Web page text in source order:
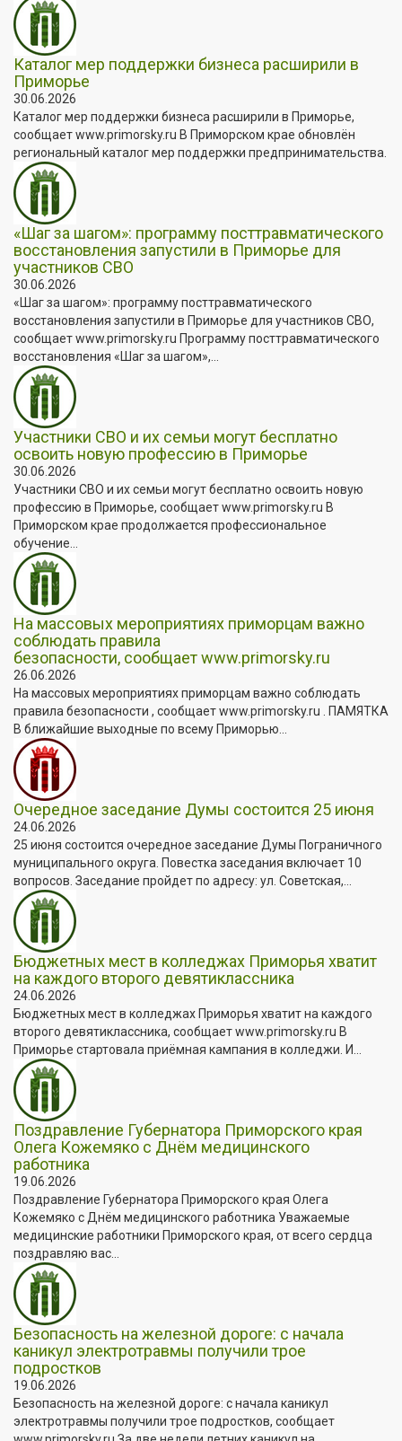
Каталог мер поддержки бизнеса расширили в
Приморье
30.06.2026
Каталог мер поддержки бизнеса расширили в Приморье,
сообщает www.primorsky.ru В Приморском крае обновлён
региональный каталог мер поддержки предпринимательства.
«Шаг за шагом»: программу посттравматического
восстановления запустили в Приморье для
участников СВО
30.06.2026
«Шаг за шагом»: программу посттравматического
восстановления запустили в Приморье для участников СВО,
сообщает www.primorsky.ru Программу посттравматического
восстановления «Шаг за шагом»,...
Участники СВО и их семьи могут бесплатно
освоить новую профессию в Приморье
30.06.2026
Участники СВО и их семьи могут бесплатно освоить новую
профессию в Приморье, сообщает www.primorsky.ru В
Приморском крае продолжается профессиональное
обучение...
На массовых мероприятиях приморцам важно
соблюдать правила
безопасности, сообщает www.primorsky.ru
26.06.2026
На массовых мероприятиях приморцам важно соблюдать
правила безопасности , сообщает www.primorsky.ru . ПАМЯТКА
В ближайшие выходные по всему Приморью...
Очередное заседание Думы состоится 25 июня
24.06.2026
25 июня состоится очередное заседание Думы Пограничного
муниципального округа. Повестка заседания включает 10
вопросов. Заседание пройдет по адресу: ул. Советская,...
Бюджетных мест в колледжах Приморья хватит
на каждого второго девятиклассника
24.06.2026
Бюджетных мест в колледжах Приморья хватит на каждого
второго девятиклассника, сообщает www.primorsky.ru В
Приморье стартовала приёмная кампания в колледжи. И...
Поздравление Губернатора Приморского края
Олега Кожемяко с Днём медицинского
работника
19.06.2026
Поздравление Губернатора Приморского края Олега
Кожемяко с Днём медицинского работника Уважаемые
медицинские работники Приморского края, от всего сердца
поздравляю вас...
Безопасность на железной дороге: с начала
каникул электротравмы получили трое
подростков
19.06.2026
Безопасность на железной дороге: с начала каникул
электротравмы получили трое подростков, сообщает